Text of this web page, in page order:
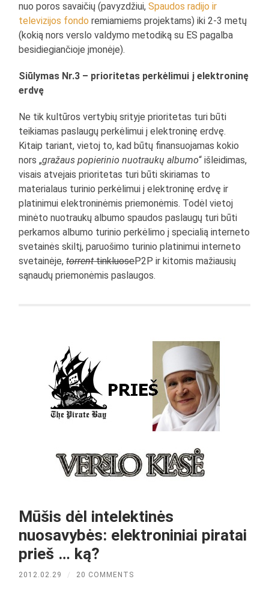
nuo poros savaičių (pavyzdžiui,Spaudos radijo ir
televizijos fondo remiamiems projektams) iki 2-3 metų
(kokią nors verslo valdymo metodiką su ES pagalba
besidiegiančioje įmonėje).
Siūlymas Nr.3 – prioritetas perkėlimui į elektroninę
erdvę
Ne tik kultūros vertybių srityje prioritetas turi būti
teikiamas paslaugų perkėlimui į elektroninę erdvę.
Kitaip tariant, vietoj to, kad būtų finansuojamas kokio
nors „gražaus popierinio nuotraukų albumo“ išleidimas,
visais atvejais prioritetas turi būti skiriamas to
materialaus turinio perkėlimui į elektroninę erdvę ir
platinimui elektroninėmis priemonėmis. Todėl vietoj
minėto nuotraukų albumo spaudos paslaugų turi būti
perkamos albumo turinio perkėlimo į specialią interneto
svetainės skiltį, paruošimo turinio platinimui interneto
svetainėje,torrenttinkluoseP2P ir kitomis mažiausių
sąnaudų priemonėmis paslaugos.
Mūšis dėl intelektinės
nuosavybės: elektroniniai piratai
prieš … ką?
2012.02.29 / 20 COMMENTS